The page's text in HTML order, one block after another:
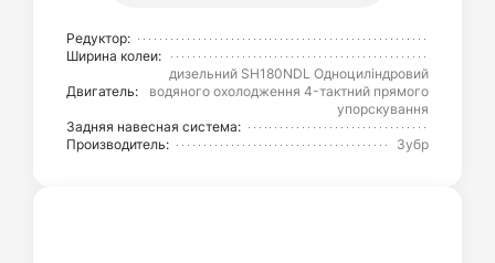
Редуктор:
Ширина колеи:
Двигатель:
дизельний SH180NDL Одноциліндровий
водяного охолодження 4-тактний прямого
упорскування
Задняя навесная система:
Производитель:
Зубр